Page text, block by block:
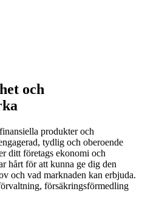
och
produkter och
tydlig och oberoende
ditt företags ekonomi och
hårt för att kunna ge dig den
och vad marknaden kan erbjuda.
försäkringsförmedling